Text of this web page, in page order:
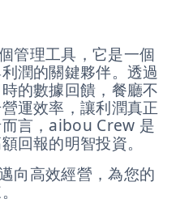
管理工具，它是一個
潤的關鍵夥伴。透過
的數據回饋，餐廳不
運效率，讓利潤真正
言，aibou Crew 是
回報的明智投資。
向高效經營，為您的